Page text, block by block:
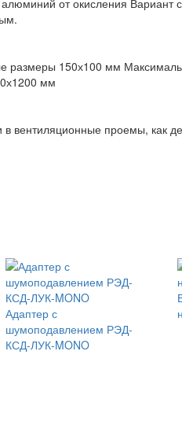
от окисления Вариант
размеры 150х100 мм
мм
в вентиляционные проемы, как
Адаптер с
шумоподавлением РЭД-
КСД-ЛУК-MONO